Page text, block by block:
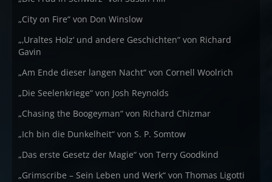
„City on Fire“ von Don Winslow
„‚Uraltes Holz‘ und andere Geschichten“ von Richard
Gavin
„Am Ende dieser langen Nacht“ von Cornell Woolrich
„Die Seelenkriege“ von Josh Reynolds
„Chasing the Boogeyman“ von Richard Chizmar
„Ich bin die Dunkelheit“ von S. P. Somtow
„Das erste Gesetz der Magie“ von Terry Goodkind
„Grimscribe – Sein Leben und Werk“ von Thomas Ligotti